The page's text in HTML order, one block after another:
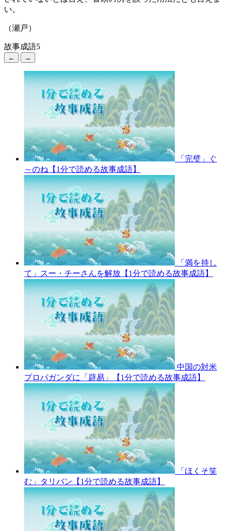
い。
（瀬戸）
故事成語5
← →
「完璧」ぐ
～のね【1分で読める故事成語】
「満を持し
て」スー・チーさんを解放【1分で読める故事成語】
中国の対米
プロパガンダに「辟易」【1分で読める故事成語】
「ほくそ笑
む」タリバン【1分で読める故事成語】